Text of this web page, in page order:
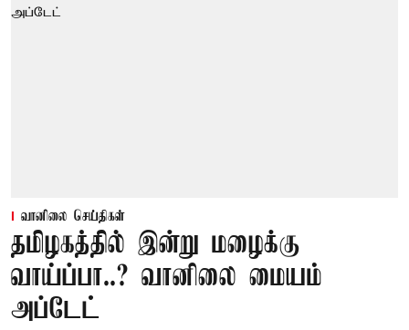
வானிலை செய்திகள்
தமிழகத்தில் இன்று மழைக்கு
வாய்ப்பா..? வானிலை மையம்
அப்டேட்